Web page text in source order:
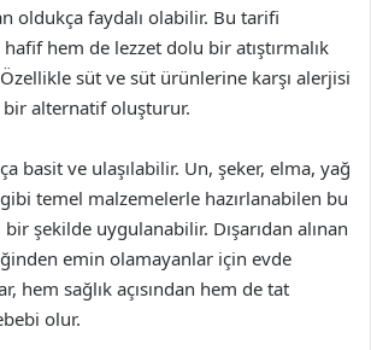
oldukça faydalı olabilir. Bu tarifi
hem de lezzet dolu bir atıştırmalık
süt ve süt ürünlerine karşı alerjisi
alternatif oluşturur.
basit ve ulaşılabilir. Un, şeker, elma, yağ
temel malzemelerle hazırlanabilen bu
şekilde uygulanabilir. Dışarıdan alınan
emin olamayanlar için evde
hem sağlık açısından hem de tat
olur.